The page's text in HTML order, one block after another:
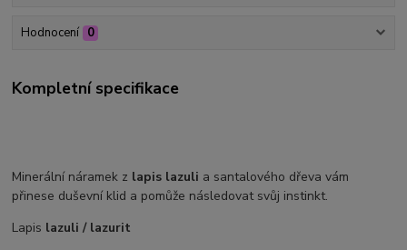
Hodnocení 0
Kompletní specifikace
Minerální náramek z lapis lazuli a santalového dřeva vám
přinese duševní klid a pomůže následovat svůj instinkt.
Lapis lazuli / lazurit